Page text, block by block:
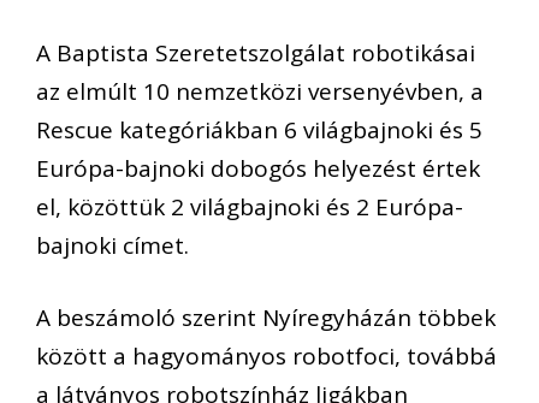
A Baptista Szeretetszolgálat robotikásai
az elmúlt 10 nemzetközi versenyévben, a
Rescue kategóriákban 6 világbajnoki és 5
Európa-bajnoki dobogós helyezést értek
el, közöttük 2 világbajnoki és 2 Európa-
bajnoki címet.
A beszámoló szerint Nyíregyházán többek
között a hagyományos robotfoci, továbbá
a látványos robotszínház ligákban